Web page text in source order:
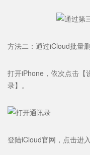
方法二：通过iCloud批量
打开iPhone，依次点击
录】。
登陆iCloud官网，点击进